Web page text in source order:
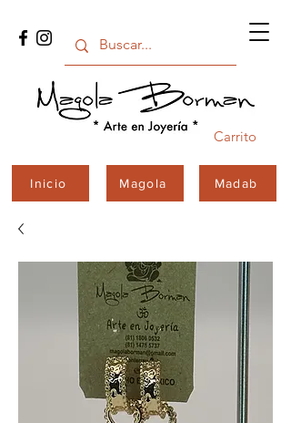
Carrito
Inicio Magola Madab